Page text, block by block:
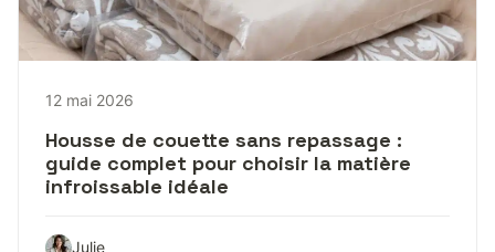
12 mai 2026
Housse de couette sans repassage :
guide complet pour choisir la matière
infroissable idéale
Julie